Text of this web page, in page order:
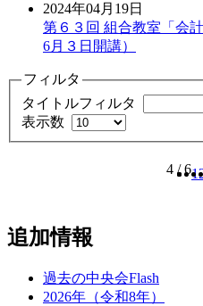
2024年04月19日
第６３回 組合教室「会
6月３日開講）
フィルタ
タイトルフィルタ
表示数
4 / 61
追加情報
過去の中央会Flash
2026年（令和8年）